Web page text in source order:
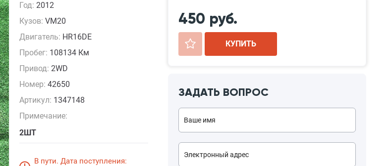
Год: 2012
Кузов: VM20
Двигатель: HR16DE
Пробег: 108134 Км
Привод: 2WD
Номер: 42650
Артикул: 1347148
Примечание:
2ШТ
В пути. Дата поступления:
450 руб.
+ КУПИТЬ
ЗАДАТЬ ВОПРОС